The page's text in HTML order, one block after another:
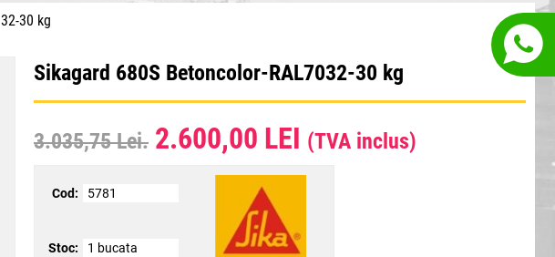
30 kg
Sikagard 680S Betoncolor-RAL7032-30 kg
3.035,75 Lei. 2.600,00 LEI (TVA inclus)
Cod: 5781
Stoc: 1 bucata